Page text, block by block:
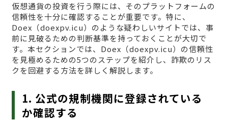
仮想通貨の投資を行う際には、そのプラットフォームの
信頼性を十分に確認することが重要です。特に、
Doex（doexpv.icu）のような疑わしいサイトでは、事
前に見破るための判断基準を持っておくことが大切で
す。本セクションでは、Doex（doexpv.icu）の信頼性
を見極めるための5つのステップを紹介し、詐欺のリス
クを回避する方法を詳しく解説します。
1. 公式の規制機関に登録されている
か確認する